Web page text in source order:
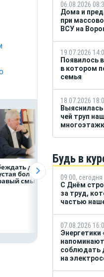
должна
болтовня,
смысл»
«ТНС
Воронеж»
по
06.08.2026
Дома и
при
ВСУ на
19.07.2026
Появилось
в котором
семья
18.07.2026
чей труп
Будь в
09:00, сегодня
С Днём
за труд,
частью
07.08.2026
Энергетики
соблюдать
на